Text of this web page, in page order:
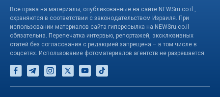
Все права на материалы, опубликованные на сайте NEWSru.co.il ,
охраняются в соответствии с законодательством Израиля. При
использовании материалов сайта гиперссылка на NEWSru.co.il
обязательна. Перепечатка интервью, репортажей, эксклюзивных
статей без согласования с редакцией запрещена – в том числе в
соцсетях. Использование фотоматериалов агентств не разрешается.